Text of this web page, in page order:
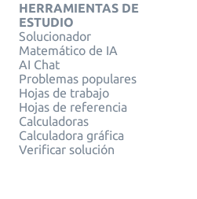
HERRAMIENTAS DE
ESTUDIO
Solucionador
Matemático de IA
AI Chat
Problemas populares
Hojas de trabajo
Hojas de referencia
Calculadoras
Calculadora gráfica
Verificar solución